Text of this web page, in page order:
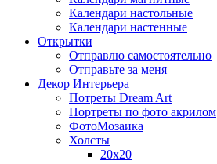
Календари настольные
Календари настенные
Открытки
Отправлю самостоятельно
Отправьте за меня
Декор Интерьера
Потреты Dream Art
Портреты по фото акрилом
ФотоМозаика
Холсты
20х20